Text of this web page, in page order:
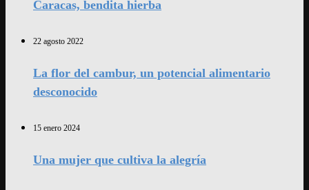
Caracas, bendita hierba
22 agosto 2022
La flor del cambur, un potencial alimentario
desconocido
15 enero 2024
Una mujer que cultiva la alegría